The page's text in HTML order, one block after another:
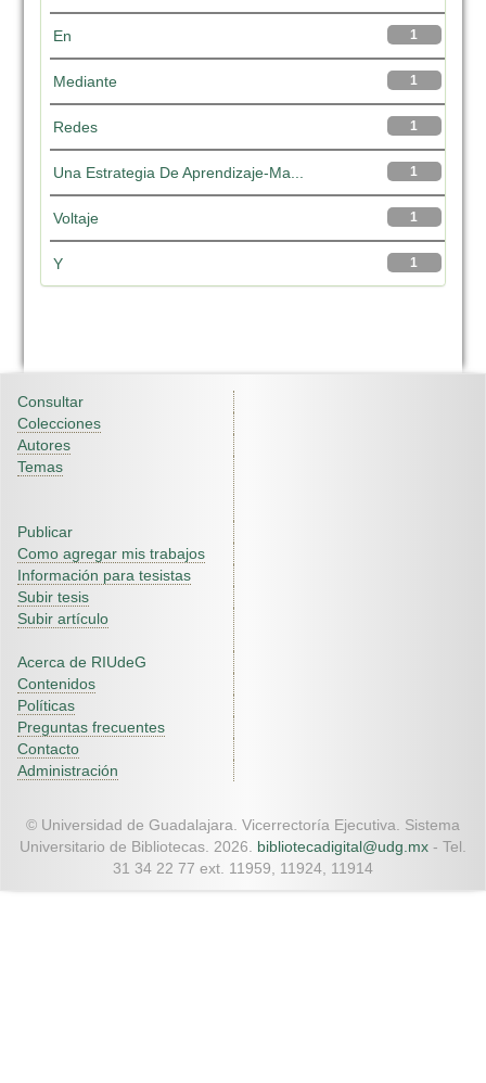
1
En
1
Mediante
1
Redes
1
Una Estrategia De Aprendizaje-Ma...
1
Voltaje
1
Y
Consultar
Colecciones
Autores
Temas
Publicar
Como agregar mis trabajos
Información para tesistas
Subir tesis
Subir artículo
Acerca de RIUdeG
Contenidos
Políticas
Preguntas frecuentes
Contacto
Administración
© Universidad de Guadalajara. Vicerrectoría Ejecutiva. Sistema
Universitario de Bibliotecas. 2026. bibliotecadigital@udg.mx - Tel.
31 34 22 77 ext. 11959, 11924, 11914